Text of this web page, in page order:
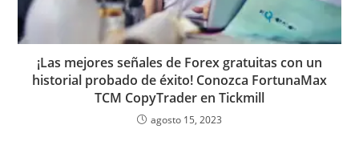
¡Las mejores señales de Forex gratuitas con un
historial probado de éxito! Conozca FortunaMax
TCM CopyTrader en Tickmill
agosto 15, 2023